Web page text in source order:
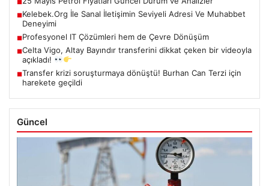
■
■Kelebek.Org İle Sanal İletişimin Seviyeli Adresi Ve Muhabbet
Deneyimi
■Profesyonel IT Çözümleri hem de Çevre Dönüşüm
■Celta Vigo, Altay Bayındır transferini dikkat çeken bir videoyla
açıkladı!
■Transfer krizi soruşturmaya dönüştü! Burhan Can Terzi için
harekete geçildi
Güncel